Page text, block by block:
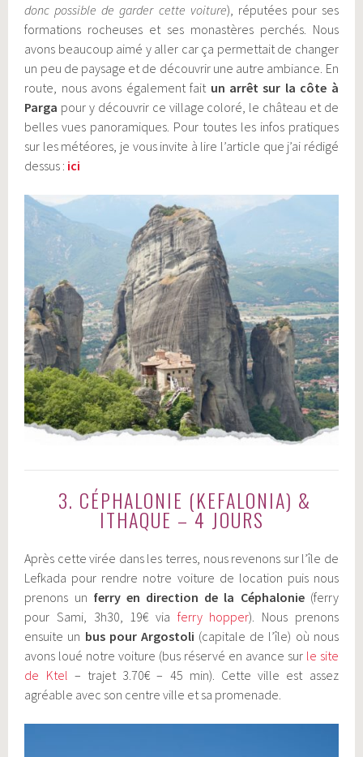
donc possible de garder cette voiture), réputées pour ses
formations rocheuses et ses monastères perchés. Nous
avons beaucoup aimé y aller car ça permettait de changer
un peu de paysage et de découvrir une autre ambiance. En
route, nous avons également fait un arrêt sur la côte à
Parga pour y découvrir ce village coloré, le château et de
belles vues panoramiques. Pour toutes les infos pratiques
sur les météores, je vous invite à lire l’article que j’ai rédigé
dessus : ici
3. CÉPHALONIE (KEFALONIA) &
ITHAQUE – 4 JOURS
Après cette virée dans les terres, nous revenons sur l’île de
Lefkada pour rendre notre voiture de location puis nous
prenons un ferry en direction de la Céphalonie (ferry
pour Sami, 3h30, 19€ via ferry hopper). Nous prenons
ensuite un bus pour Argostoli (capitale de l’île) où nous
avons loué notre voiture (bus réservé en avance sur le site
de Ktel – trajet 3.70€ – 45 min). Cette ville est assez
agréable avec son centre ville et sa promenade.